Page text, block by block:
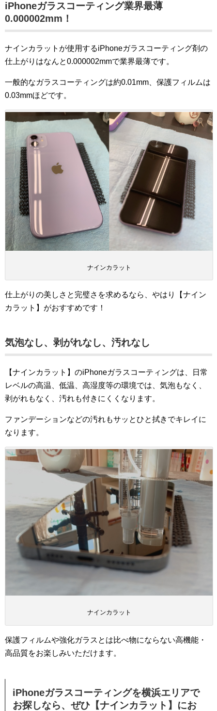
iPhoneガラスコーティング業界最薄
0.000002mm ！
ナインカラットが使用するiPhoneガラスコーティング剤の
仕上がりはなんと0.000002mmで業界最薄です。
一般的なガラスコーティングは約0.01mm、保護フィルムは
0.03mmほどです。
ナインカラット
仕上がりの美しさと完璧さを求めるなら、やはり【ナイン
カラット】がおすすめです！
気泡なし、剥がれなし、汚れなし
【ナインカラット】のiPhoneガラスコーティングは、日常
レベルの高温、低温、高湿度等の環境では、気泡もなく、
剥がれもなく、汚れも付きにくくなります。
ファンデーションなどの汚れもサッとひと拭きでキレイに
なります。
ナインカラット
保護フィルムや強化ガラスとは比べ物にならない高機能・
高品質をお楽しみいただけます。
iPhoneガラスコーティングを横浜エリアで
お探しなら、ぜひ【ナインカラット】にお